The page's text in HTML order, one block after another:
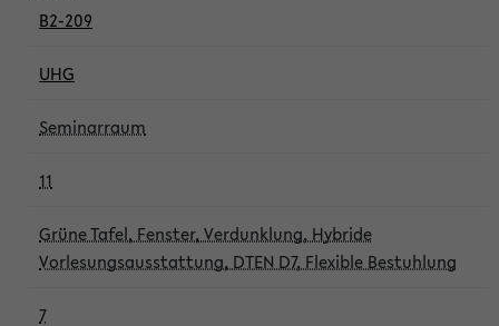
B2-209
UHG
Seminarraum
11
Grüne Tafel, Fenster, Verdunklung, Hybride
Vorlesungsausstattung, DTEN D7, Flexible Bestuhlung
7